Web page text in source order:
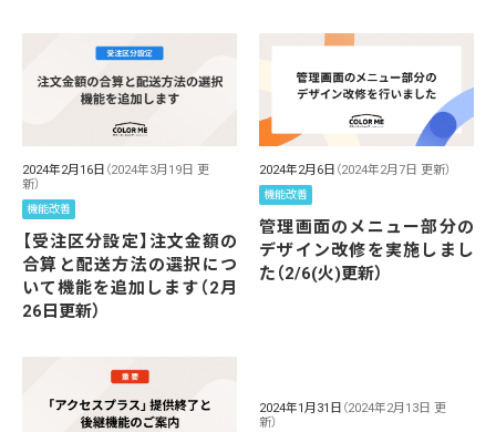
2024年2月16日 （2024年3月19日 更
新）
機能改善
【受注区分設定】注文金額の
合算と配送方法の選択につ
いて機能を追加します（2月
26日更新）
2024年2月6日 （2024年2月7日 更新）
機能改善
管理画面のメニュー部分の
デザイン改修を実施しまし
た（2/6(火)更新）
2024年1月31日 （2024年2月13日 更
新）